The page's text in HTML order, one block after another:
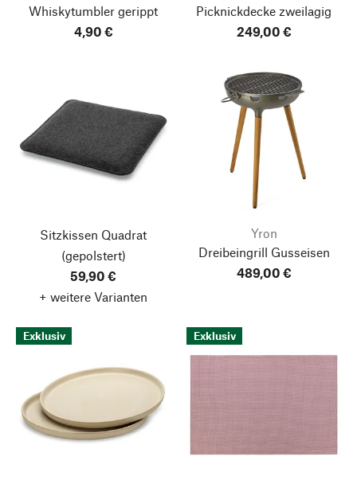
Whiskytumbler gerippt
4,90 €
Picknickdecke zweilagig
249,00 €
Sitzkissen Quadrat
(gepolstert)
59,90 €
+ weitere Varianten
Yron
Dreibeingrill Gusseisen
489,00 €
Exklusiv Exklusiv